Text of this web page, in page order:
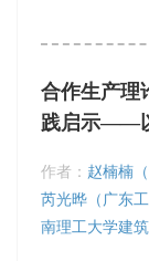
合作生产理
践启示——
作者： 赵楠楠
芮光晔（广东
南理工大学建